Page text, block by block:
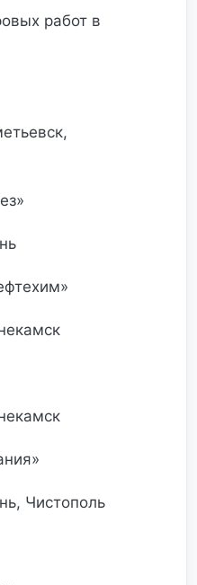
работ в
Чистополь